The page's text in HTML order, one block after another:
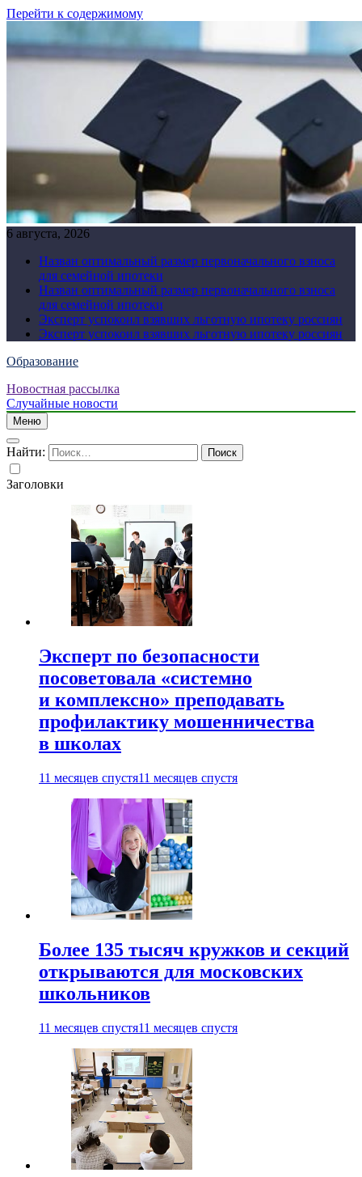
Перейти к содержимому
6 августа, 2026
Назван оптимальный размер первоначального взноса
для семейной ипотеки
Назван оптимальный размер первоначального взноса
для семейной ипотеки
Эксперт успокоил взявших льготную ипотеку россиян
Эксперт успокоил взявших льготную ипотеку россиян
Образование
Новостная рассылка
Случайные новости
Меню
Найти:
Заголовки
Эксперт по безопасности
посоветовала «системно
и комплексно» преподавать
профилактику мошенничества
в школах
11 месяцев спустя11 месяцев спустя
Более 135 тысяч кружков и секций
открываются для московских
школьников
11 месяцев спустя11 месяцев спустя